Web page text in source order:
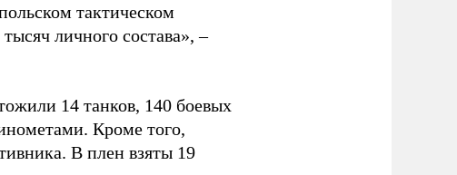
тактическом
личного состава», –
14 танков, 140 боевых
Кроме того,
В плен взяты 19